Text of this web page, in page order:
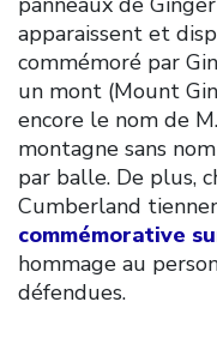
apparaissent et
commémoré par
un mont (Mount
encore le nom de
montagne sans
par balle. De plus,
Cumberland
commémorative
hommage au
défendues.